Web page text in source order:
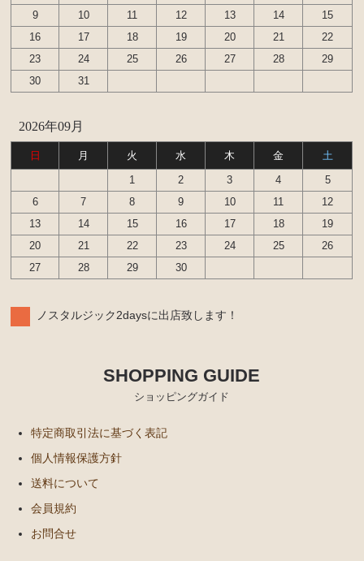
9
10 11 12 13 14
15
16
17 18 19 20 21
22
23
24 25 26 27 28
29
30
31
2026年09月
日 月 火 水 木 金
土
1
2 3 4
5
6
7 8 9 10 11
12
13
14 15 16 17 18
19
20
21 22 23 24 25
26
27
28 29 30
ノスタルジック2daysに出店致します！
SHOPPING GUIDE
ショッピングガイド
特定商取引法に基づく表記
個人情報保護方針
送料について
会員規約
お問合せ